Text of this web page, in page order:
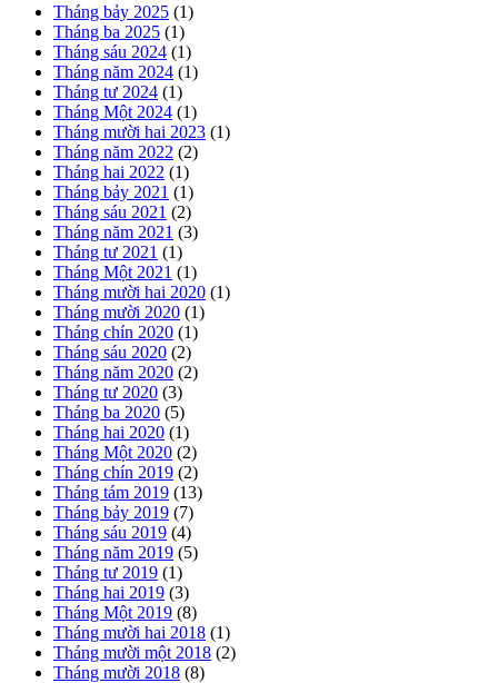
Tháng bảy 2025 (1)
Tháng ba 2025 (1)
Tháng sáu 2024 (1)
Tháng năm 2024 (1)
Tháng tư 2024 (1)
Tháng Một 2024 (1)
Tháng mười hai 2023 (1)
Tháng năm 2022 (2)
Tháng hai 2022 (1)
Tháng bảy 2021 (1)
Tháng sáu 2021 (2)
Tháng năm 2021 (3)
Tháng tư 2021 (1)
Tháng Một 2021 (1)
Tháng mười hai 2020 (1)
Tháng mười 2020 (1)
Tháng chín 2020 (1)
Tháng sáu 2020 (2)
Tháng năm 2020 (2)
Tháng tư 2020 (3)
Tháng ba 2020 (5)
Tháng hai 2020 (1)
Tháng Một 2020 (2)
Tháng chín 2019 (2)
Tháng tám 2019 (13)
Tháng bảy 2019 (7)
Tháng sáu 2019 (4)
Tháng năm 2019 (5)
Tháng tư 2019 (1)
Tháng hai 2019 (3)
Tháng Một 2019 (8)
Tháng mười hai 2018 (1)
Tháng mười một 2018 (2)
Tháng mười 2018 (8)